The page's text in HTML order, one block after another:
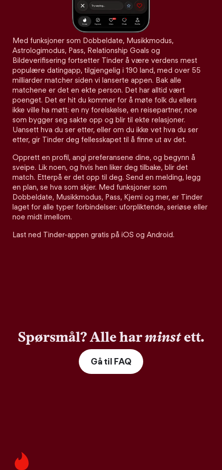
Med funksjoner som Dobbeldate, Musikkmodus,
Astrologimodus, Pass, Relationship Goals og
Bildeverifisering fortsetter Tinder å være verdens mest
populære datingapp, tilgjengelig i 190 land, med over 55
milliarder matcher siden vi lanserte appen. Bak alle
matchene er det en ekte person. Det har alltid vært
poenget. Det er hit du kommer for å møte folk du ellers
ikke ville ha møtt: en ny forelskelse, en reisepartner, noe
som bygger seg sakte opp og blir til ekte relasjoner.
Uansett hva du ser etter, eller om du ikke vet hva du ser
etter, gir Tinder deg fellesskapet til å finne ut av det.
Opprett en profil, angi preferansene dine, og begynn å
sveipe. Lik noen, og hvis hen liker deg tilbake, blir det
match. Etterpå er det opp til deg. Send en melding, legg
en plan, se hva som skjer. Med funksjoner som
Dobbeldate, Musikkmodus, Pass, Kjemi og mer, er Tinder
laget for alle typer forbindelser: uforpliktende, seriøse eller
noe midt imellom.
Last ned Tinder-appen gratis på iOS og Android.
Spørsmål? Alle harminstett.
Gå til FAQ